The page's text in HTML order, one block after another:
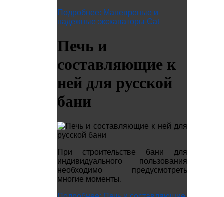
Подробнее: Маневреные и
надежные экскаваторы Cat
Печь и
составляющие к
ней для русской
бани
При строительстве бани для
индивидуального пользования
необходимо предусмотреть
многие моменты.